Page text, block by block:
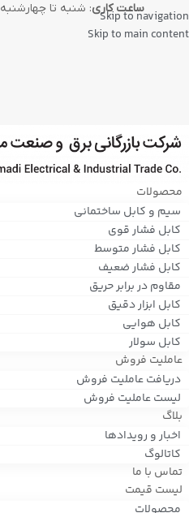
Skip to navigation
Skip to main content
ساعت کاری: شنبه تا چهارشنبه ۹ الی ۱۸ / پنجشنبه ۹ الی ۱۴
محصولات
سیم و کابل ساختمانی
کابل فشار قوی
کابل فشار متوسط
کابل فشار ضعیف
مقاوم در برابر حریق
کابل ابزار دقیق
کابل هوایی
کابل سولار
عاملیت فروش
دریافت عاملیت فروش
لیست عاملیت فروش
بلاگ
اخبار و رویدادها
کاتالوگ
تماس با ما
لیست قیمت